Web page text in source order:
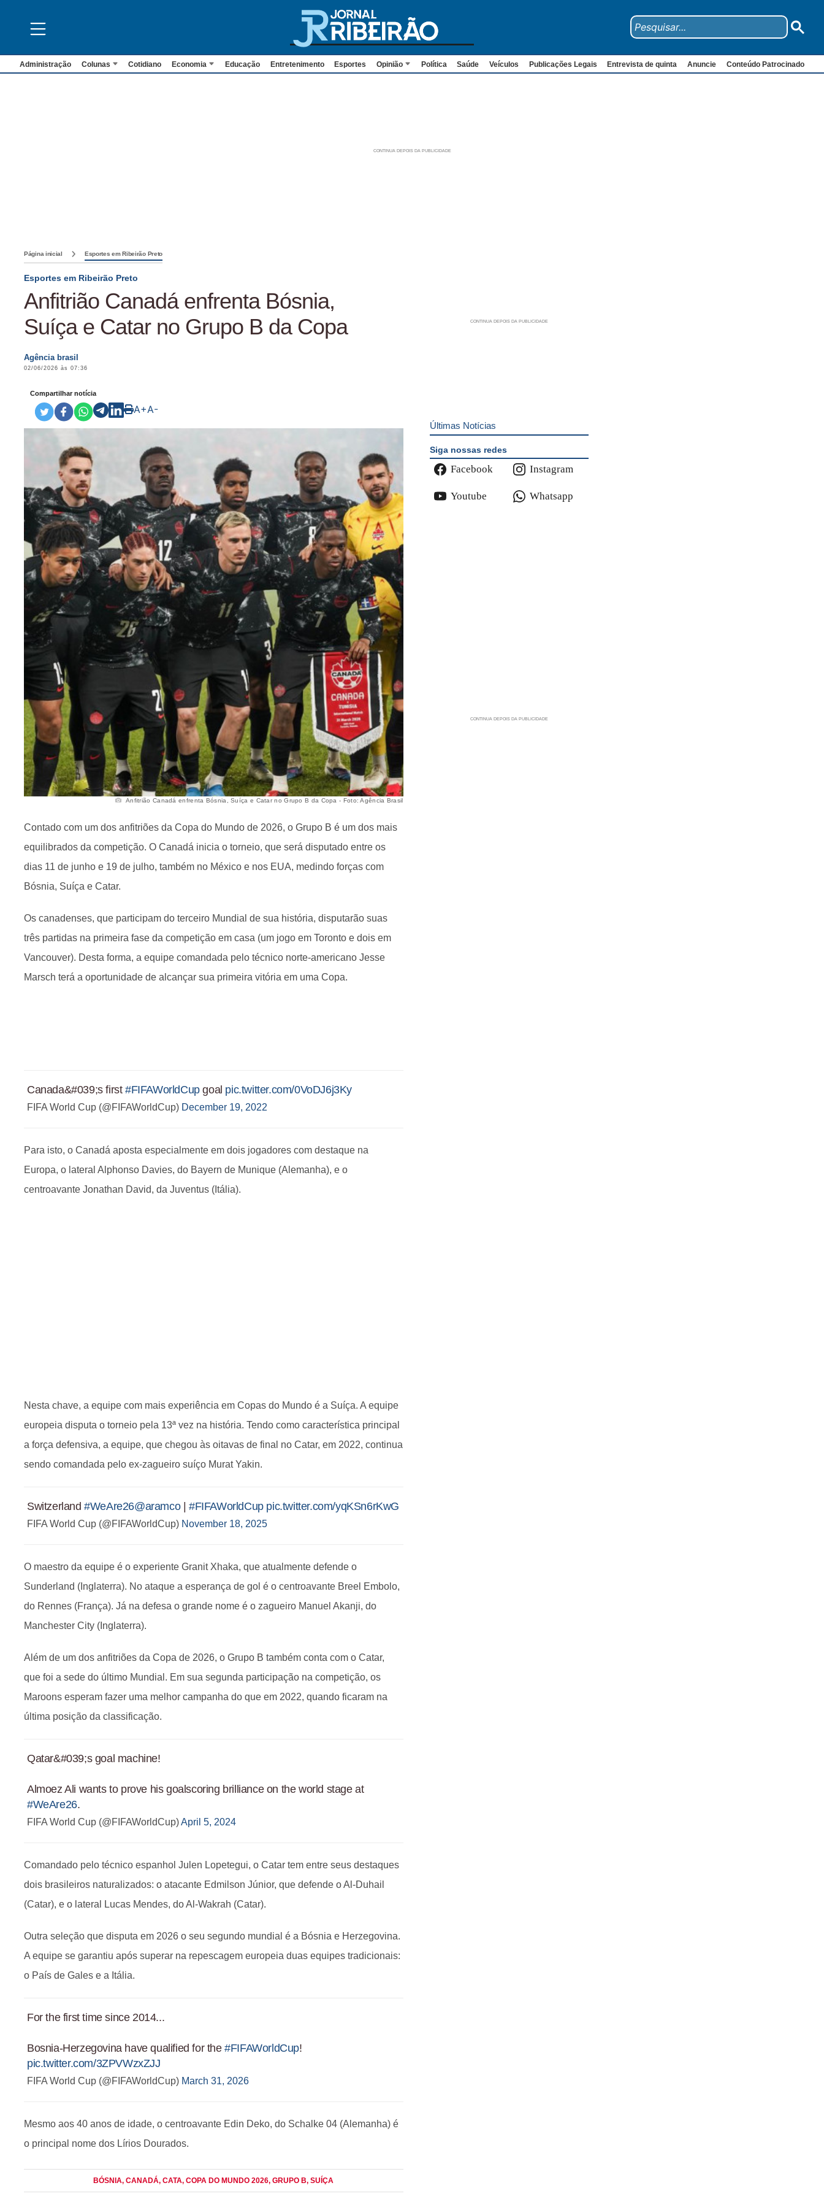
Administração Colunas Cotidiano Economia Educação Entretenimento Esportes Opinião Política Saúde Veículos Publicações Legais Entrevista de quinta Anuncie Conteúdo Patrocinado
Página inicial Esportes em Ribeirão Preto
Esportes em Ribeirão Preto
Anfitrião Canadá enfrenta Bósnia,
Suíça e Catar no Grupo B da Copa
Agência brasil
02/06/2026 às 07:36
Compartilhar notícia
A+A-
Anfitrião Canadá enfrenta Bósnia, Suíça e Catar no Grupo B da Copa - Foto: Agência Brasil
Contado com um dos anfitriões da Copa do Mundo de 2026, o Grupo B é um dos mais
equilibrados da competição. O Canadá inicia o torneio, que será disputado entre os
dias 11 de junho e 19 de julho, também no México e nos EUA, medindo forças com
Bósnia, Suíça e Catar.
Os canadenses, que participam do terceiro Mundial de sua história, disputarão suas
três partidas na primeira fase da competição em casa (um jogo em Toronto e dois em
Vancouver). Desta forma, a equipe comandada pelo técnico norte-americano Jesse
Marsch terá a oportunidade de alcançar sua primeira vitória em uma Copa.
Canada&#039;s first#FIFAWorldCupgoal pic.twitter.com/0VoDJ6j3Ky
FIFA World Cup (@FIFAWorldCup) December 19, 2022
Para isto, o Canadá aposta especialmente em dois jogadores com destaque na
Europa, o lateral Alphonso Davies, do Bayern de Munique (Alemanha), e o
centroavante Jonathan David, da Juventus (Itália).
Nesta chave, a equipe com mais experiência em Copas do Mundo é a Suíça. A equipe
europeia disputa o torneio pela 13ª vez na história. Tendo como característica principal
a força defensiva, a equipe, que chegou às oitavas de final no Catar, em 2022, continua
sendo comandada pelo ex-zagueiro suíço Murat Yakin.
Switzerland#WeAre26@aramco|#FIFAWorldCup pic.twitter.com/yqKSn6rKwG
FIFA World Cup (@FIFAWorldCup) November 18, 2025
O maestro da equipe é o experiente Granit Xhaka, que atualmente defende o
Sunderland (Inglaterra). No ataque a esperança de gol é o centroavante Breel Embolo,
do Rennes (França). Já na defesa o grande nome é o zagueiro Manuel Akanji, do
Manchester City (Inglaterra).
Além de um dos anfitriões da Copa de 2026, o Grupo B também conta com o Catar,
que foi a sede do último Mundial. Em sua segunda participação na competição, os
Maroons esperam fazer uma melhor campanha do que em 2022, quando ficaram na
última posição da classificação.
Qatar&#039;s goal machine!
Almoez Ali wants to prove his goalscoring brilliance on the world stage at
#WeAre26.
FIFA World Cup (@FIFAWorldCup)April 5, 2024
Comandado pelo técnico espanhol Julen Lopetegui, o Catar tem entre seus destaques
dois brasileiros naturalizados: o atacante Edmilson Júnior, que defende o Al-Duhail
(Catar), e o lateral Lucas Mendes, do Al-Wakrah (Catar).
Outra seleção que disputa em 2026 o seu segundo mundial é a Bósnia e Herzegovina.
A equipe se garantiu após superar na repescagem europeia duas equipes tradicionais:
o País de Gales e a Itália.
For the first time since 2014...
Bosnia-Herzegovina have qualified for the#FIFAWorldCup!
pic.twitter.com/3ZPVWzxZJJ
FIFA World Cup (@FIFAWorldCup) March 31, 2026
Mesmo aos 40 anos de idade, o centroavante Edin Deko, do Schalke 04 (Alemanha) é
o principal nome dos Lírios Dourados.
BÓSNIA, CANADÁ, CATA, COPA DO MUNDO 2026, GRUPO B, SUÍÇA
Últimas Notícias
Siga nossas redes
Facebook Instagram
Youtube Whatsapp